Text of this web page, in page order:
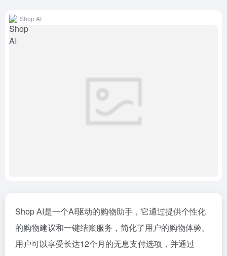
Shop AI
Shop AI是一个AI驱动的购物助手，它通过提供个性化
的购物建议和一键结账服务，简化了用户的购物体验。
用户可以享受长达12个月的无息支付选项，并通过